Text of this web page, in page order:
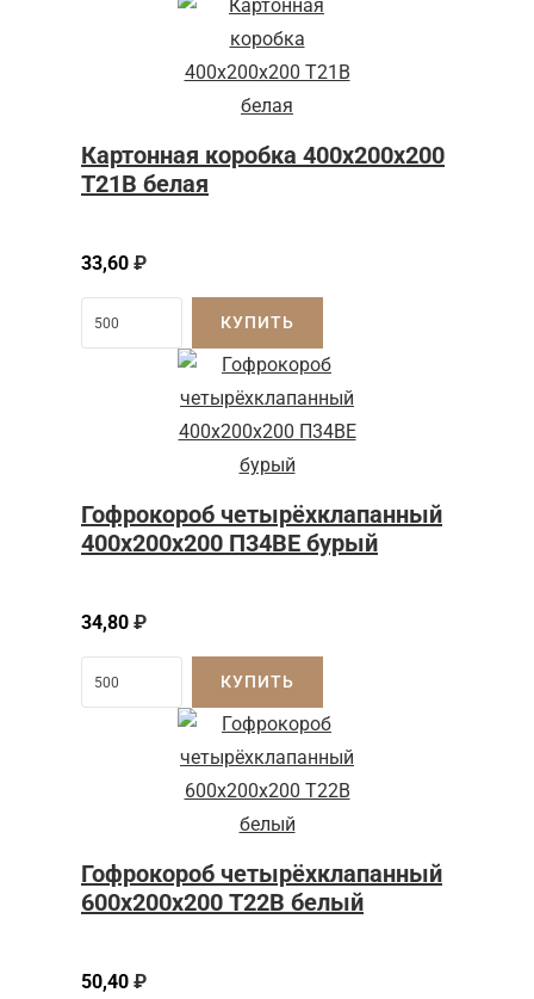
Картонная коробка 400x200x200
Т21B белая
33,60 ₽
КУПИТЬ
Гофрокороб четырёхклапанный
400x200x200 П34BE бурый
34,80 ₽
КУПИТЬ
Гофрокороб четырёхклапанный
600х200х200 Т22В белый
50,40 ₽